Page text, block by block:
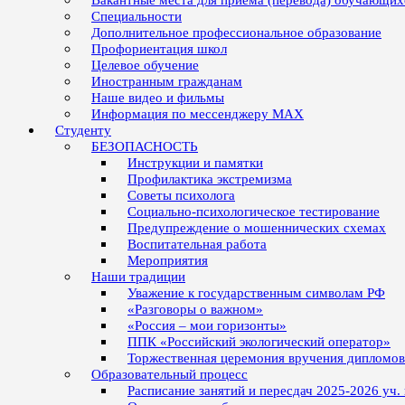
Специальности
Дополнительное профессиональное образование
Профориентация школ
Целевое обучение
Иностранным гражданам
Наше видео и фильмы
Информация по мессенджеру MAX
Студенту
БЕЗОПАСНОСТЬ
Инструкции и памятки
Профилактика экстремизма
Советы психолога
Социально-психологическое тестирование
Предупреждение о мошеннических схемах
Воспитательная работа
Мероприятия
Наши традиции
Уважение к государственным символам РФ
«Разговоры о важном»
«Россия – мои горизонты»
ППК «Российский экологический оператор»
Торжественная церемония вручения
Образовательный процесс
Расписание занятий и пересдач 2025-2026 уч.